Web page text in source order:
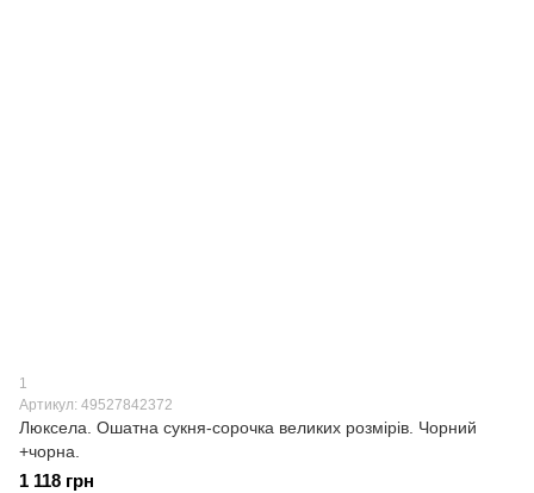
1
Артикул: 49527842372
Люксела. Ошатна сукня-сорочка великих розмірів. Чорний
+чорна.
1 118 грн